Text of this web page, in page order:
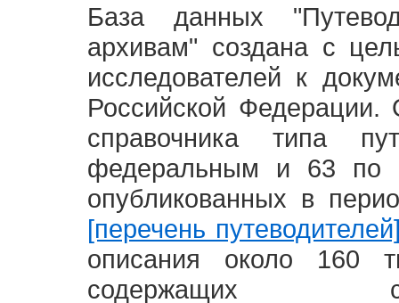
База данных
архивам" создана с
исследователей к
Российской
справочника типа
федеральным и 63 по
опубликованных в
[перечень
описания около 160
содержащих